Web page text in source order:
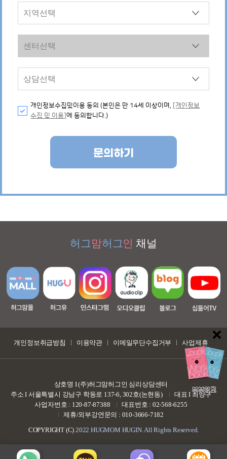
개인정보수집및이용 동의 (본인은 만 14세 이상이며,
[개인정보
수집 및 이용]에 동의합니다.)
문의하기
허그맘허그인 채널
개인정보취급방침 이용약관 이메일무단수집거부 사업제휴
상호명 I (주)허그맘허그인 심리상담센터
주소 I 서울특별시 강남구 학동로 137-6, 302호(논현동)
대표 I 최양구
사업자번호 : 120-87-87388
대표번호 : 02-568-6255
제휴/외부강연문의 : 010-3666-7182
COPYRIGHT (C) 2022 HUGMOM HUGIN. All Rights Reserved.
부부학교